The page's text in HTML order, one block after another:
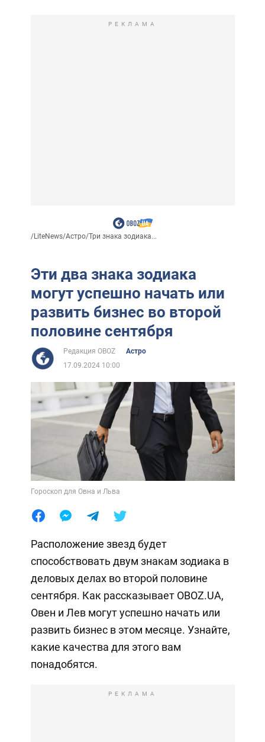
РЕКЛАМА
/LiteNews/Астро/Три знака зодиака...
Эти два знака зодиака
могут успешно начать или
развить бизнес во второй
половине сентября
Редакция OBOZ
Астро
17.09.2024 10:00
Гороскоп для Овна и Льва
Расположение звезд будет
способствовать двум знакам зодиака в
деловых делах во второй половине
сентября. Как рассказывает OBOZ.UA,
Овен и Лев могут успешно начать или
развить бизнес в этом месяце. Узнайте,
какие качества для этого вам
понадобятся.
РЕКЛАМА